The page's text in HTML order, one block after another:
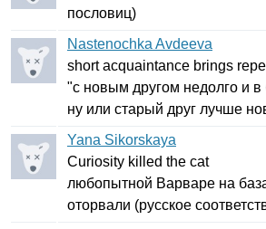
пословиц)
Nastenochka Avdeeva
short acquaintance brings
"с новым другом недолго и в
ну или старый друг лучше
Yana Sikorskaya
Curiosity killed the cat
любопытной Варваре на
оторвали (русское